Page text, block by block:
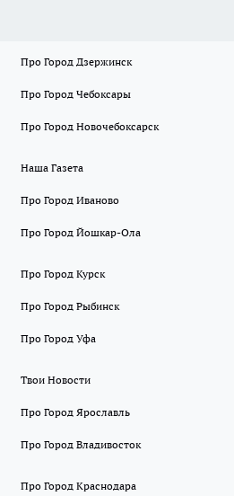
Про Город Дзержинск
Про Город Чебоксары
Про Город Новочебоксарск
Наша Газета
Про Город Иваново
Про Город Йошкар-Ола
Про Город Курск
Про Город Рыбинск
Про Город Уфа
Твои Новости
Про Город Ярославль
Про Город Владивосток
Про Город Краснодара